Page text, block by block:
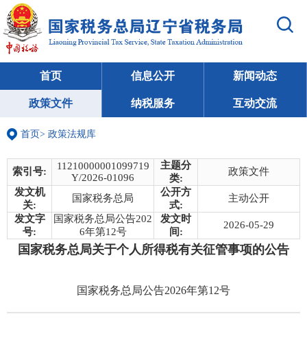
首页 信息公开 新闻动态
政策文件 纳税服务 互动交流
首页> 政策法规库
索引号:
11210000001099719
Y/2026-01096
主题分
类:
政策文件
发文机
关:
国家税务总局
公开方
式:
主动公开
发文字
号:
国家税务总局公告202
6年第12号
发文时
间:
2026-05-29
国家税务总局关于个人所得税有关征管事项的公告
国家税务总局公告2026年第12号